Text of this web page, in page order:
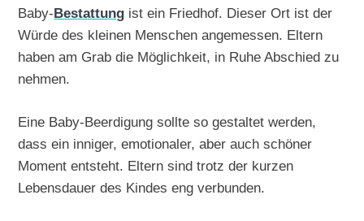
Baby-Bestattung ist ein Friedhof. Dieser Ort ist der
Würde des kleinen Menschen angemessen. Eltern
haben am Grab die Möglichkeit, in Ruhe Abschied zu
nehmen.
Eine Baby-Beerdigung sollte so gestaltet werden,
dass ein inniger, emotionaler, aber auch schöner
Moment entsteht. Eltern sind trotz der kurzen
Lebensdauer des Kindes eng verbunden.